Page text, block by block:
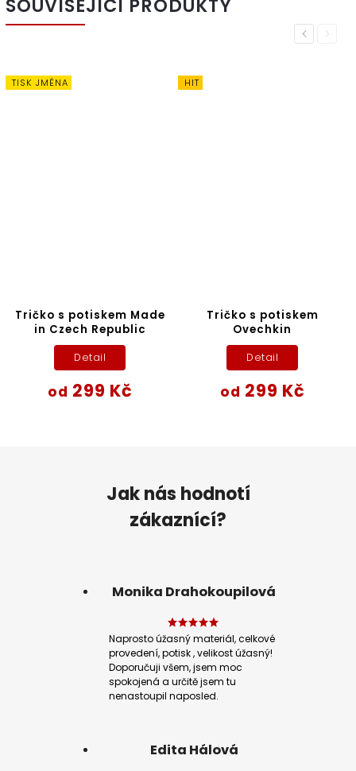
SOUVISEJÍCÍ PRODUKTY
Previous
TISK JMÉNA
Tričko s potiskem Made
in Czech Republic
od 299 Kč
Detail
HIT
Tričko s potiskem
Ovechkin
od 299 Kč
Detail
Next
Jak nás hodnotí
zákaznící?
Monika Drahokoupilová
Naprosto úžasný materiál, celkové
provedení, potisk , velikost úžasný!
Doporučuji všem, jsem moc
spokojená a určitě jsem tu
nenastoupil naposled.
Edita Hálová